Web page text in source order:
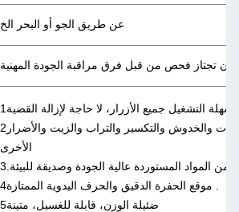
عن طريق الجو أو البحر الخ
أن تجتاز فحص من قبل فرق مراقبة الجودة المهنية
2يحمي هاتفك المحمول بشكل مثالي من الصدمات والخدوش والتكسير والتراب والزيت والأضرار
الأخرى
5ضئيلة الوزن، قابلة للغسيل، متينة